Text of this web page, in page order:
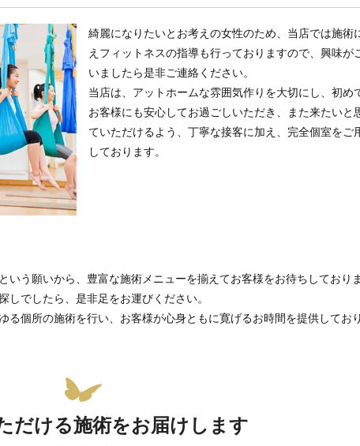
綺麗になりたいとお考えの女性のため、当店では施術
えフィットネスの指導も行っておりますので、興味が
いましたら是非ご連絡ください。
当店は、アットホームな雰囲気作りを大切にし、初め
お客様にも安心してお過ごしいただき、また来たいと
ていただけるよう、丁寧な接客に加え、完全個室をご
しております。
いう願いから、豊富な施術メニューを揃えてお客様をお待ちしており
でしたら、是非足をお運びください。
る個所の施術を行い、お客様が心身ともに寛げるお時間を提供してお
だける施術をお届けします